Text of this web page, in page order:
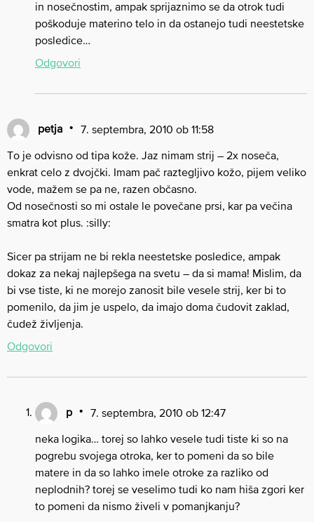
in nosečnostim, ampak sprijaznimo se da otrok tudi
poškoduje materino telo in da ostanejo tudi neestetske
posledice…
Odgovori
petja 7. septembra, 2010 ob 11:58
To je odvisno od tipa kože. Jaz nimam strij – 2x noseča,
enkrat celo z dvojčki. Imam pač raztegljivo kožo, pijem veliko
vode, mažem se pa ne, razen občasno.
Od nosečnosti so mi ostale le povečane prsi, kar pa večina
smatra kot plus. :silly:
Sicer pa strijam ne bi rekla neestetske posledice, ampak
dokaz za nekaj najlepšega na svetu – da si mama! Mislim, da
bi vse tiste, ki ne morejo zanosit bile vesele strij, ker bi to
pomenilo, da jim je uspelo, da imajo doma čudovit zaklad,
čudež življenja.
Odgovori
p 7. septembra, 2010 ob 12:47
neka logika… torej so lahko vesele tudi tiste ki so na
pogrebu svojega otroka, ker to pomeni da so bile
matere in da so lahko imele otroke za razliko od
neplodnih? torej se veselimo tudi ko nam hiša zgori ker
to pomeni da nismo živeli v pomanjkanju?